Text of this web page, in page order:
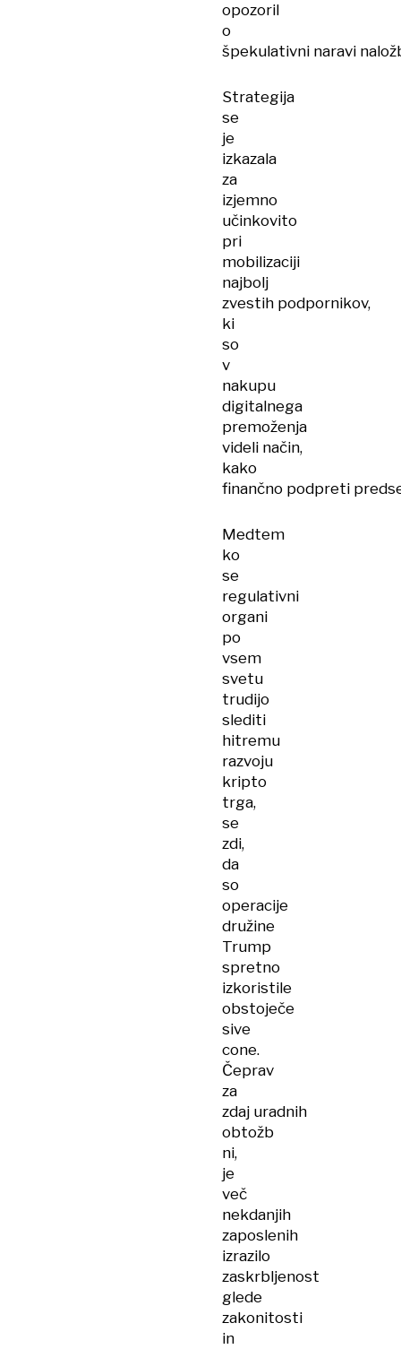
opozoril
o
špekulativni naravi
Strategija
se
je
izkazala
za
izjemno
učinkovito
pri
mobilizaciji
najbolj
zvestih podpornikov,
ki
so
v
nakupu
digitalnega
premoženja
videli način,
kako
finančno podpreti
Medtem
ko
se
regulativni
organi
po
vsem
svetu
trudijo
slediti
hitremu
razvoju
kripto
trga,
se
zdi,
da
so
operacije
družine
Trump
spretno
izkoristile
obstoječe
sive
cone.
Čeprav
za
zdaj uradnih
obtožb
ni,
je
več
nekdanjih
zaposlenih
izrazilo
zaskrbljenost
glede
zakonitosti
in